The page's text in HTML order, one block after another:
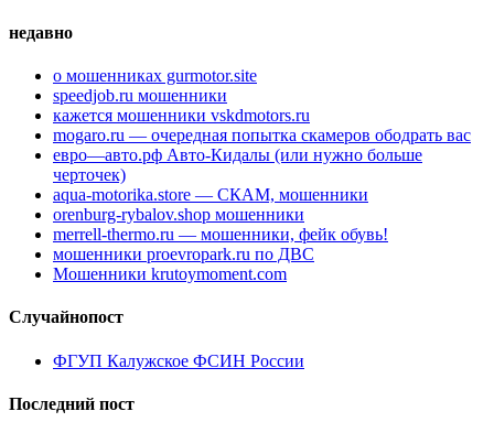
недавно
о мошенниках gurmotor.site
speedjob.ru мошенники
кажется мошенники vskdmotors.ru
mogaro.ru — очередная попытка скамеров ободрать вас
евро—авто.рф Авто-Кидалы (или нужно больше
черточек)
aqua-motorika.store — СКАМ, мошенники
orenburg-rybalov.shop мошенники
merrell-thermo.ru — мошенники, фейк обувь!
мошенники proevropark.ru по ДВС
Мошенники krutoymoment.com
Случайнопост
ФГУП Калужское ФСИН России
Последний пост